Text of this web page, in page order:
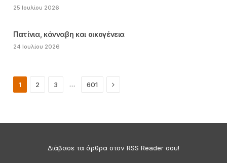
25 Ιουλίου 2026
Πατίνια, κάνναβη και οικογένεια
24 Ιουλίου 2026
1 2 3 … 601 Next
Διάβασε τα άρθρα στον RSS Reader σου!